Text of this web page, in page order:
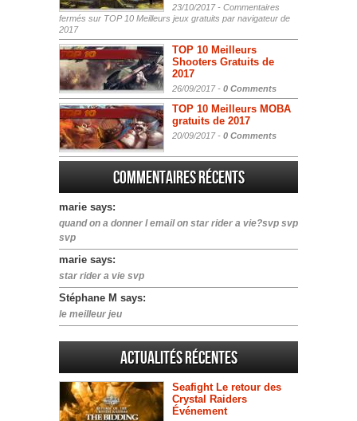
23/10/2017 - Commentaires
fermés sur TOP 10 Meilleurs jeux gratuits par navigateur de
2017
TOP 10 Meilleurs
Shooters Gratuits de
2017
26/09/2017 - 0 Comments
TOP 10 Meilleurs MOBA
gratuits de 2017
20/09/2017 - 0 Comments
Commentaires récents
marie says:
quand on a donner l email on star rider a vie?svp svp
svp
marie says:
star rider a vie svp
Stéphane M says:
le meilleur jeu
Actualités Récentes
Seafight Le retour des
Crystal Raiders
Événement